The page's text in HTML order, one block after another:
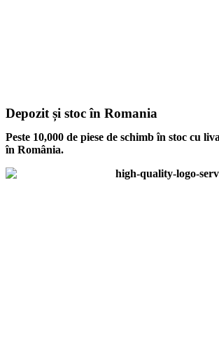
Depozit și stoc în Romania
Peste 10,000 de piese de schimb în stoc cu
în România.